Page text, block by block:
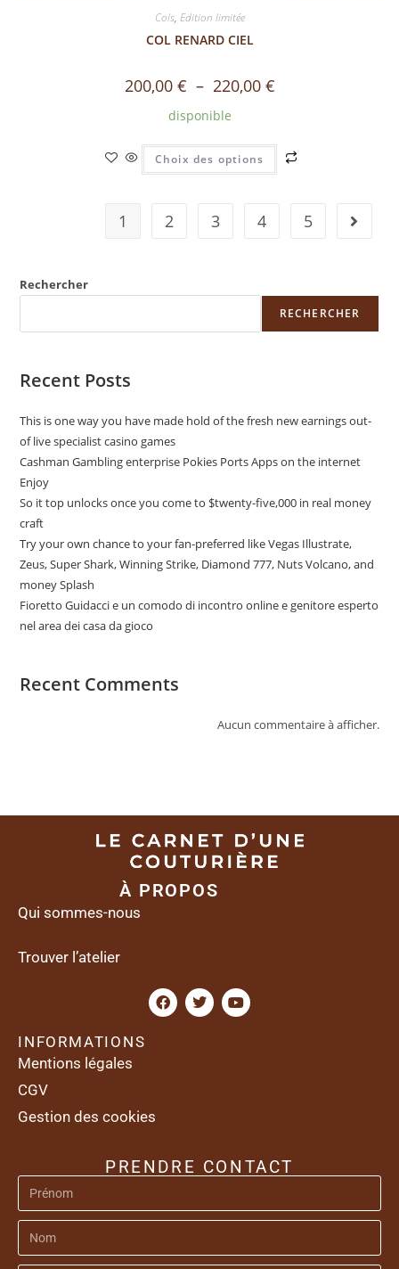
Cols, Edition limitée
COL RENARD CIEL
200,00 € – 220,00 €
disponible
Choix des options
1 2 3 4 5
Rechercher
RECHERCHER
Recent Posts
This is one way you have made hold of the fresh new earnings out-
of live specialist casino games
Cashman Gambling enterprise Pokies Ports Apps on the internet
Enjoy
So it top unlocks once you come to $twenty-five,000 in real money
craft
Try your own chance to your fan-preferred like Vegas Illustrate,
Zeus, Super Shark, Winning Strike, Diamond 777, Nuts Volcano, and
money Splash
Fioretto Guidacci e un comodo di incontro online e genitore esperto
nel area dei casa da gioco
Recent Comments
Aucun commentaire à afficher.
À PROPOS
Qui sommes-nous
Trouver l’atelier
INFORMATIONS
Mentions légales
CGV
Gestion des cookies
PRENDRE CONTACT